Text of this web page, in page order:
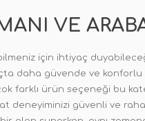
VE
için ihtiyaç
daha güvende ve
farklı ürün seçeneği bu
deneyiminizi güvenli ve